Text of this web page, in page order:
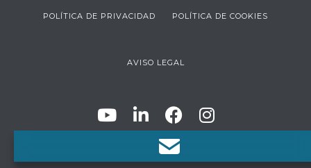
POLÍTICA DE PRIVACIDAD POLÍTICA DE COOKIES
AVISO LEGAL